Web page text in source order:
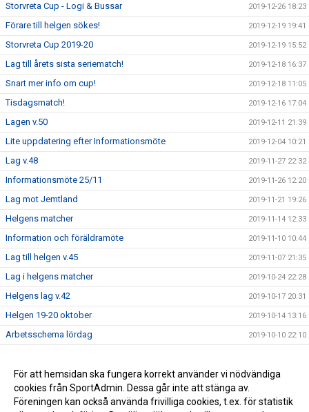
Storvreta Cup - Logi & Bussar 2019-12-26 18:23
Förare till helgen sökes! 2019-12-19 19:41
Storvreta Cup 2019-20 2019-12-19 15:52
Lag till årets sista seriematch! 2019-12-18 16:37
Snart mer info om cup! 2019-12-18 11:05
Tisdagsmatch! 2019-12-16 17:04
Lagen v.50 2019-12-11 21:39
Lite uppdatering efter Informationsmöte 2019-12-04 10:21
Lag v.48 2019-11-27 22:32
Informationsmöte 25/11 2019-11-26 12:20
Lag mot Jemtland 2019-11-21 19:26
Helgens matcher 2019-11-14 12:33
Information och föräldramöte 2019-11-10 10:44
Lag till helgen v.45 2019-11-07 21:35
Lag i helgens matcher 2019-10-24 22:28
Helgens lag v.42 2019-10-17 20:31
Helgen 19-20 oktober 2019-10-14 13:16
Arbetsschema lördag 2019-10-10 22:10
Match mot Klockarberget f-04 2019-10-03 21:57
V.39 2019-09-21 10:53
För att hemsidan ska fungera korrekt använder vi nödvändiga
cookies från SportAdmin. Dessa går inte att stänga av.
Föreningen kan också använda frivilliga cookies, t.ex. för statistik